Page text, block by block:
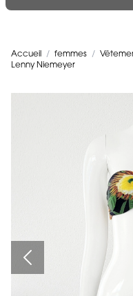
Accueil / femmes /
Lenny Niemeyer